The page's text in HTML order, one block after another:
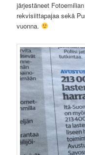
järjestäneet
rekvisiittapajaa sekä
vuonna.